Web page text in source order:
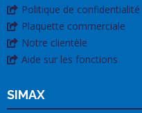
Politique de confidentialité
Plaquette commerciale
Notre clientèle
Aide sur les fonctions
SIMAX